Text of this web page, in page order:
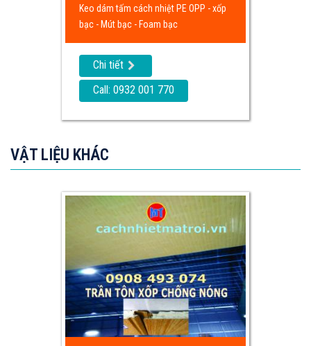
Keo dám tấm cách nhiệt PE OPP - xốp
bạc - Mút bạc - Foam bạc
Chi tiết
Call: 0932 001 770
VẬT LIỆU KHÁC